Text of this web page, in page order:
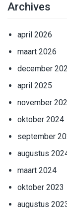
Archives
april 2026
maart 2026
december
april 2025
november
oktober 2024
september
augustus
maart 2024
oktober 2023
augustus